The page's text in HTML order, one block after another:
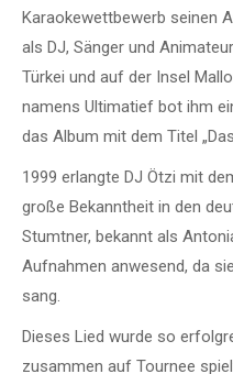
Karaokewettbewerb seinen
als DJ, Sänger und
Türkei und auf der Insel
namens Ultimatief bot ihm
das Album mit dem Titel
1999 erlangte DJ Ötzi mit
große Bekanntheit in den
Stumtner, bekannt als
Aufnahmen anwesend, da
sang.
Dieses Lied wurde so
zusammen auf Tournee